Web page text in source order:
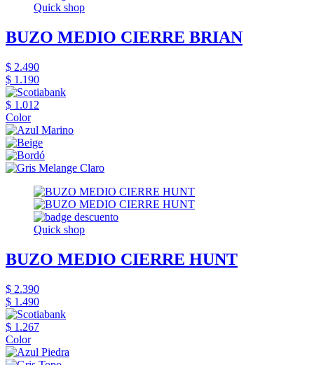
Quick shop
BUZO MEDIO CIERRE BRIAN
$ 2.490
$ 1.190
$ 1.012
Color
Quick shop
BUZO MEDIO CIERRE HUNT
$ 2.390
$ 1.490
$ 1.267
Color